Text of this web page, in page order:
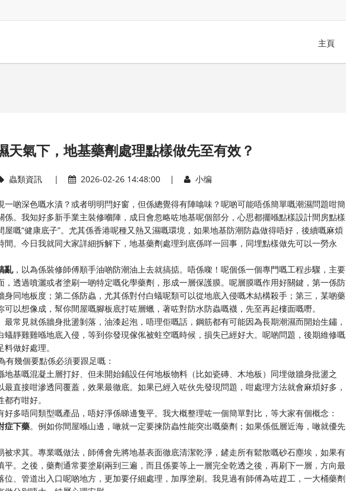
主頁
天氣下，地基藥劑處理點樣做先至有效？
蟲類資訊 | 2026-02-26 14:48:00 | 小编
啲深色嘅水漬？或者明明閂好窗，但係總覺得有陣噏味？呢啲可能唔係簡單嘅潮濕問題咁簡
。我知好多新手業主裝修嗰陣，成日會忽略咗地基呢個部分，心思都擺喺點樣設計間房點樣
嘅“健康底子”。尤其係香港呢種又熱又濕嘅環境，如果地基防潮防蟲做得唔好，後續嘅麻煩
。今日我就同大家詳細拆解下，地基藥劑處理到底係咩一回事，同埋點樣做先可以一勞永
亂，以為係裝修師傅順手油啲防潮油上去就搞掂。唔係㗎！呢個係一個專門嘅工程步驟，主要
，透過噴灑或者塗刷一啲特定嘅化學藥劑，形成一層保護膜。呢層膜嘅作用好關鍵，第一係防
同地板度；第二係防蟲，尤其係對付白蟻呢類可以從地底入侵嘅木結構殺手；第三，某啲藥
以想像成，幫你間屋嘅腳板底打咗層蠟，著咗對防水防蟲嘅襪，先至再起樓面嘅嘢。
常見就係牆身批盪剝落，油漆起泡，唔理佢嘅話，鋼筋都有可能因為長期潮濕而開始生鏽，
靜雞雞喺地底入侵，等到你發現傢俬被蛀空嘅時候，損失已經好大。呢啲問題，後期維修嘅
做好處理。
有幾個要點係必須要跟足嘅：
地基嘅混凝土層打好、但未開始鋪設任何地板物料（比如瓷磚、木地板）同埋做牆身批盪之
直接咁滲透同覆蓋，效果最徹底。如果已經入咗伙先發現問題，咁處理方法就會麻煩好多，
冇咁好。
好多唔同類型嘅產品，唔好淨係睇邊隻平。我大概整理咗一個簡單對比，等大家有個概念：
症下藥。例如你間屋喺山邊，噉就一定要揀防蟲性能突出嘅藥劑；如果係低層近海，噉就優先
被求其。專業嘅做法，師傅會先將地基表面徹底清潔乾淨，鏟走所有鬆散嘅砂石塵埃，如果有
。之後，藥劑通常要塗刷兩到三遍，而且係要等上一層完全乾透之後，再刷下一層，方向最
、管道出入口呢啲地方，更加要仔細處理，加厚塗刷。我見過有師傅為咗趕工，一大桶藥劑